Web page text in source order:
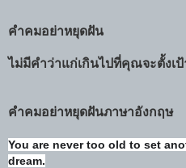
คำคมอย่าหยุดฝัน
ไม่มีคำว่าแก่เกินไปที่คุณจะตั้งเ
คำคมอย่าหยุดฝันภาษาอังกฤษ
You are never too old to set
dream.